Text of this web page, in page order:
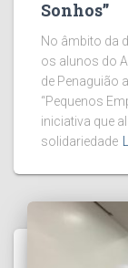
Sonhos”
No âmbito da
os alunos do
de Penaguião
“Pequenos
iniciativa que
solidariedade